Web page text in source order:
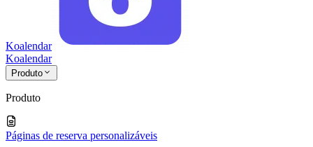
Koalendar
Koalendar
Produto
Produto
Páginas de reserva personalizáveis